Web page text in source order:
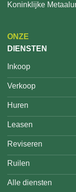
Koninklijke
ONZE
DIENSTEN
Inkoop
Verkoop
Huren
Leasen
Reviseren
Ruilen
Alle diensten